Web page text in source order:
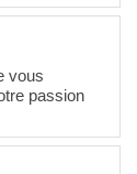
vous
passion